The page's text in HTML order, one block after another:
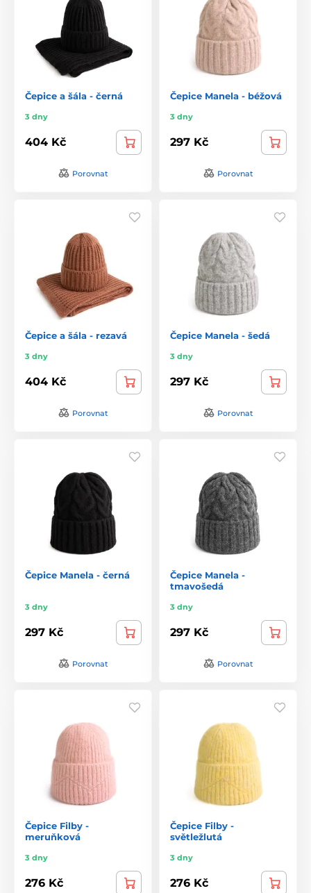
Čepice a šála - černá
3 dny
404 Kč
Porovnat
Čepice Manela - béžová
3 dny
297 Kč
Porovnat
Čepice a šála - rezavá
3 dny
404 Kč
Porovnat
Čepice Manela - šedá
3 dny
297 Kč
Porovnat
Čepice Manela - černá
3 dny
297 Kč
Porovnat
Čepice Manela -
tmavošedá
3 dny
297 Kč
Porovnat
Čepice Filby -
meruňková
3 dny
276 Kč
Čepice Filby -
světležlutá
3 dny
276 Kč